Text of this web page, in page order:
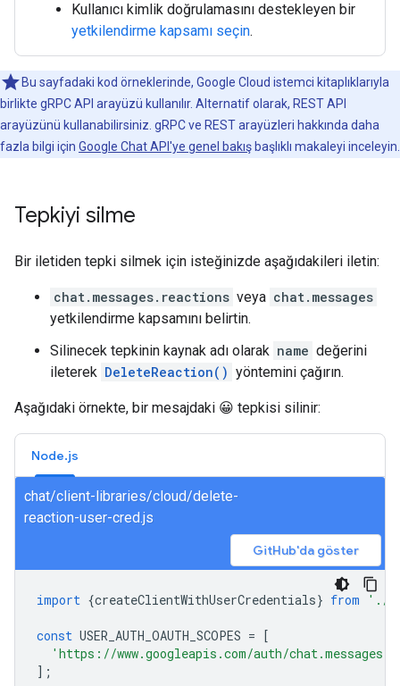
Kullanıcı kimlik doğrulamasını destekleyen bir
yetkilendirme kapsamı seçin.
Bu sayfadaki kod örneklerinde, Google Cloud istemci kitaplıklarıyla
birlikte gRPC API arayüzü kullanılır. Alternatif olarak, REST API
arayüzünü kullanabilirsiniz. gRPC ve REST arayüzleri hakkında daha
fazla bilgi için Google Chat API'ye genel bakış başlıklı makaleyi inceleyin.
Tepkiyi silme
Bir iletiden tepki silmek için isteğinizde aşağıdakileri iletin:
chat.messages.reactions veya chat.messages
yetkilendirme kapsamını belirtin.
Silinecek tepkinin kaynak adı olarak name değerini
ileterek DeleteReaction() yöntemini çağırın.
Aşağıdaki örnekte, bir mesajdaki 😀 tepkisi silinir:
Node.js
chat/client-libraries/cloud/delete-
reaction-user-cred.js
GitHub'da göster
import {createClientWithUserCredentials} from './
const USER_AUTH_OAUTH_SCOPES = [
'https://www.googleapis.com/auth/
];